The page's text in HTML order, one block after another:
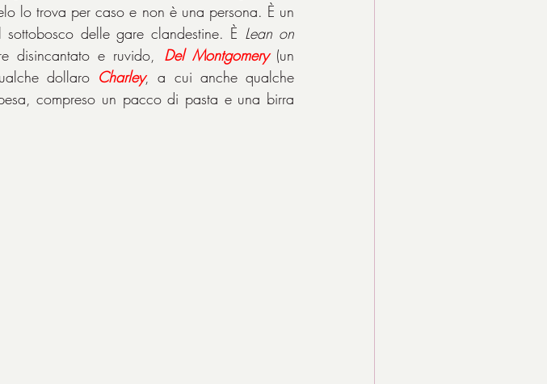
lo trova per caso e non è una persona. È un
delle gare clandestine. È Lean on
disincantato e ruvido, Del Montgomery (un
dollaro Charley, a cui anche qualche
compreso un pacco di pasta e una birra